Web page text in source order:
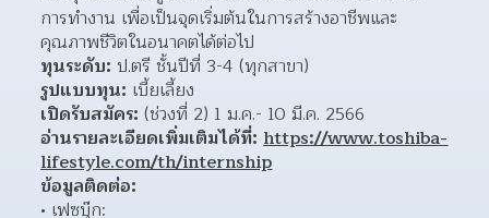
การทำงาน เพื่อเป็นจุดเริ่มต้นในการสร้างอาชีพและ
คุณภาพชีวิตในอนาคตได้ต่อไป
ทุนระดับ: ป.ตรี ชั้นปีที่ 3-4 (ทุกสาขา)
รูปแบบทุน: เบี้ยเลี้ยง
เปิดรับสมัคร: (ช่วงที่ 2) 1 ม.ค.- 10 มี.ค. 2566
อ่านรายละเอียดเพิ่มเติมได้ที่: https://www.toshiba-
lifestyle.com/th/internship
ข้อมูลติดต่อ: